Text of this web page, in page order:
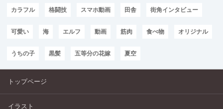
カラフル 格闘技 スマホ動画 田舎 街角インタビュー
可愛い 海 エルフ 動画 筋肉 食べ物 オリジナル
うちの子 黒髪 五等分の花嫁 夏空
トップページ
イラスト